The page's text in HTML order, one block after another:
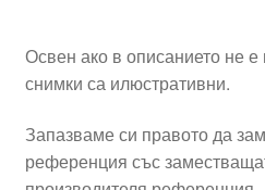
Освен ако в описанието не е
снимки са илюстративни.
Запазваме си правото да
референция със